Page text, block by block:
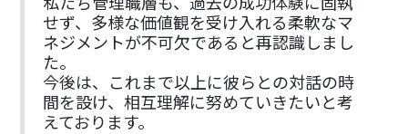
せず、多様な価値観を受け入れる柔軟なマ
ネジメントが不可欠であると再認識しまし
た。
今後は、これまで以上に彼らとの対話の時
間を設け、相互理解に努めていきたいと考
えております。